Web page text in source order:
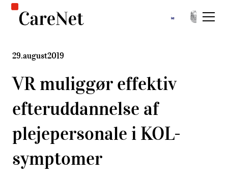
29.august2019
VR muliggør effektiv
efteruddannelse af
plejepersonale i KOL-
symptomer